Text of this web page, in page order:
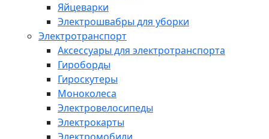
Яйцеварки
Электрошвабры для уборки
Электротранспорт
Аксессуары для электротранспорта
Гироборды
Гироскутеры
Моноколеса
Электровелосипеды
Электрокарты